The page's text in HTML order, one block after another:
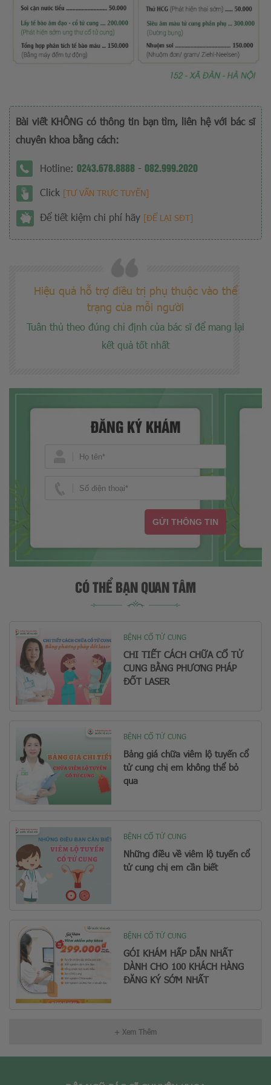
Bài viết KHÔNG có thông tin bạn tìm, liên hệ với bác sĩ
chuyên khoa bằng cách:
Hotline: 0243.678.8888 - 082.999.2020
Click [TƯ VẤN TRỰC TUYẾN]
Để tiết kiệm chi phí hãy [ĐỂ LẠI SĐT]
Hiệu quả hỗ trợ điều trị phụ thuộc vào thể
trạng của mỗi người
Tuân thủ theo đúng chỉ định của bác sĩ để mang lại
kết quả tốt nhất
ĐĂNG KÝ KHÁM
GỬI THÔNG TIN
CÓ THỂ BẠN QUAN TÂM
BỆNH CỔ TỬ CUNG
CHI TIẾT CÁCH CHỮA CỔ TỬ
CUNG BẰNG PHƯƠNG PHÁP
ĐỐT LASER
BỆNH CỔ TỬ CUNG
Bảng giá chữa viêm lộ tuyến cổ
tử cung chị em không thể bỏ
qua
BỆNH CỔ TỬ CUNG
Những điều về viêm lộ tuyến cổ
tử cung chị em cần biết
BỆNH CỔ TỬ CUNG
GÓI KHÁM HẤP DẪN NHẤT
DÀNH CHO 100 KHÁCH HÀNG
ĐĂNG KÝ SỚM NHẤT
+ Xem Thêm